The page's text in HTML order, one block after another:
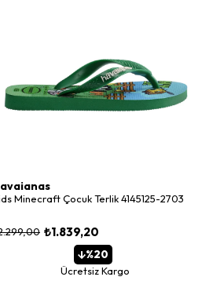
Minecraft Çocuk Terlik 4145125-2703
₺1.839,20
%20
Ücretsiz Kargo